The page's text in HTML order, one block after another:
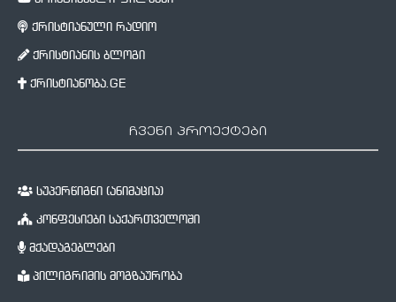
ქრისტიანული რადიო
ქრისტიანის ბლოგი
ქრისტიანობა.GE
ჩვენი პროექტები
სუპერწიგნი (ანიმაცია)
კონფესიები საქართველოში
მქადაგებლები
პილიგრიმის მოგზაურობა